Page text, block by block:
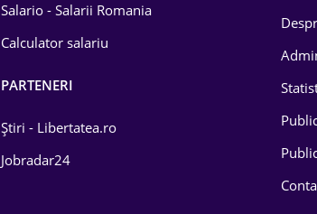
Salario - Salarii Romania
Calculator salariu
PARTENERI
Știri - Libertatea.ro
Jobradar24